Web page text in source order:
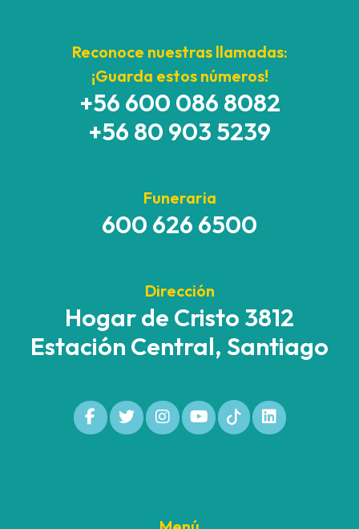
Reconoce nuestras llamadas:
¡Guarda estos números!
+56 600 086 8082
+56 80 903 5239
Funeraria
600 626 6500
Dirección
Hogar de Cristo 3812
Estación Central, Santiago